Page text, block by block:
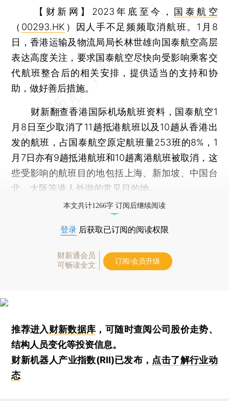
【财新网】 2023年底至今， 国泰航空
（ 00293.HK ）因人手不足频频取消航班。1月8
日，香港运输及物流局局长林世雄向国泰航空高层
表达高度关注，要求国泰航空尽快向受影响乘客交
代航班整合后的相关安排，提供适当的支持和协
助，做好善后措施。
财新翻查香港国际机场航班资料，国泰航空1
月8日至少取消了11趟抵港航班以及10趟从香港出
发的航班，占国泰航空原定航班量253班的8%，1
月7日亦有9趟抵港航班和10趟离港航班被取消，这
些受影响的航班目的地包括上海、新加坡、中国台
北、大阪等港人外游的常见目的地。
本文共计1266字 订阅后继续阅读
登录 后获取已订阅的阅读权限
财新通会员
可畅读全文
订阅/会员升级
推荐进入财新数据库 ，可随时查阅公司股价走势、
结构人员变化等投资信息。
财新机器人产业指数(RII)已发布， 点击了解行业动
态